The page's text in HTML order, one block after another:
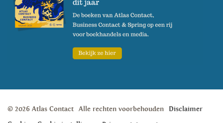
© 2026 Atlas Contact Alle rechten voorbehouden
Disclaimer